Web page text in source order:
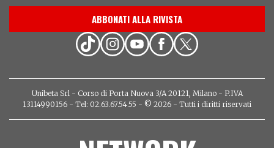
ABBONATI ALLA RIVISTA
Unibeta Srl - Corso di Porta Nuova 3/A 20121, Milano - P.IVA
13114990156 - Tel: 02.63.67.54.55 - © 2026 - Tutti i diritti riservati